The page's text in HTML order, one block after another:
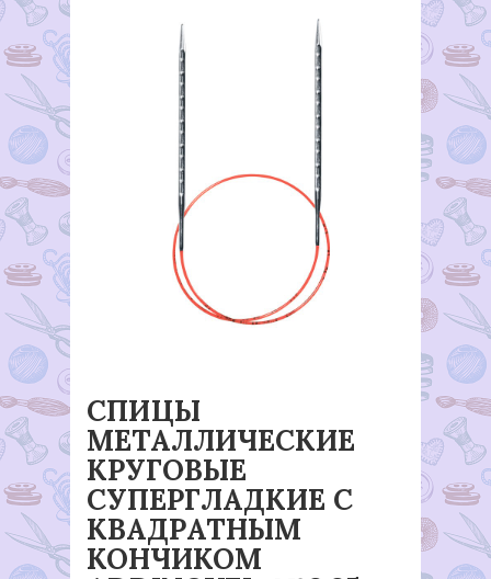
СПИЦЫ
МЕТАЛЛИЧЕСКИЕ
КРУГОВЫЕ
СУПЕРГЛАДКИЕ C
КВАДРАТНЫМ
КОНЧИКОМ